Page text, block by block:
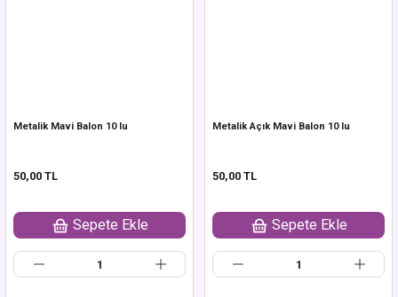
Metalik Mavi Balon 10 lu
50,00 TL
Sepete Ekle
Metalik Açık Mavi Balon 10 lu
50,00 TL
Sepete Ekle